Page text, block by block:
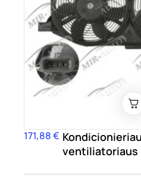
Kaina
171,88 €
ventiliatoriaus